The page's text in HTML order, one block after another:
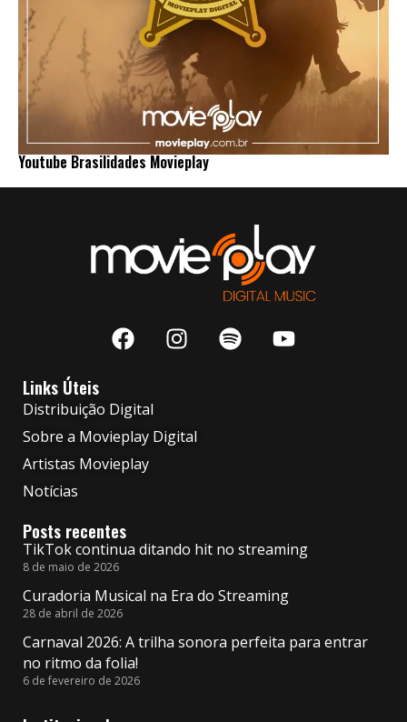
Youtube Brasilidades Movieplay
Links Úteis
Distribuição Digital
Sobre a Movieplay Digital
Artistas Movieplay
Notícias
Posts recentes
TikTok continua ditando hit no streaming
8 de maio de 2026
Curadoria Musical na Era do Streaming
28 de abril de 2026
Carnaval 2026: A trilha sonora perfeita para entrar
no ritmo da folia!
6 de fevereiro de 2026